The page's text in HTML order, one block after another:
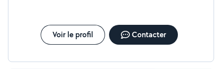
Voir le profil Contacter